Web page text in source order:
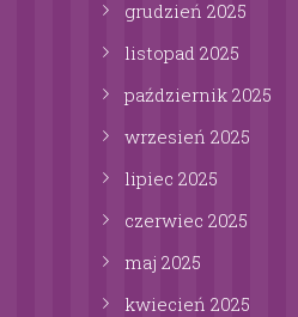
grudzień 2025
listopad 2025
październik 2025
wrzesień 2025
lipiec 2025
czerwiec 2025
maj 2025
kwiecień 2025